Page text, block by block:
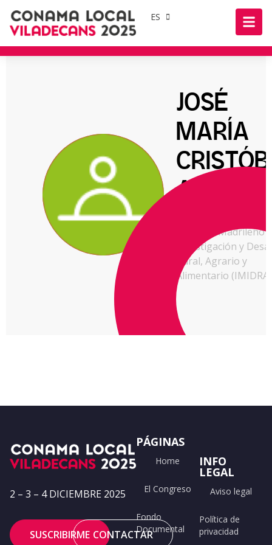
ES
JOSÉ
MARÍA
AGUADO
Instituto Madrileño
Investigación y
Rural, Agrario y
Alimentario (IMIDRA)
2 – 3 – 4 DICIEMBRE 2025
SUSCRIBIRME CONTACTAR
PÁGINAS
Home
El Congreso
Fondo
Documental
INFO
LEGAL
Aviso legal
Política de
privacidad